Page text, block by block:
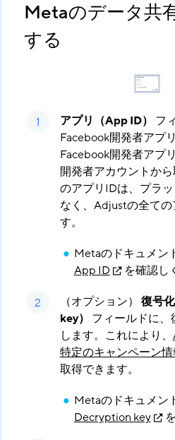
Metaのデータ共
する
アプリ（App ID）
フ
Facebook開発者アプ
Facebook開発者アプ
開発者アカウントか
のアプリIDは、プラ
なく、Adjustの全て
す。
Metaのドキュメン
App ID
を確認し
（オプション） 復号
key）
フィールドに
します。これにより、
特定のキャンペーン
取得できます。
Metaのドキュメン
Decryption key